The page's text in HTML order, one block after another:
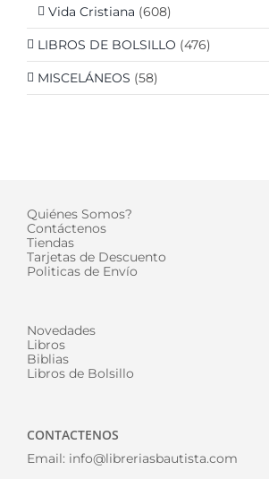
Vida Cristiana (608)
LIBROS DE BOLSILLO (476)
MISCELÁNEOS (58)
Quiénes Somos?
Contáctenos
Tiendas
Tarjetas de Descuento
Politicas de Envío
Novedades
Libros
Biblias
Libros de Bolsillo
CONTACTENOS
Email: info@libreriasbautista.com